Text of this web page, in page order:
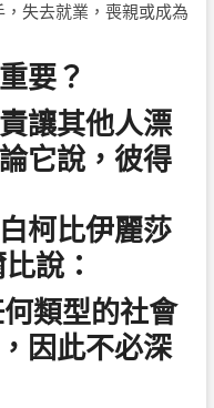
失去就業，喪親或成為
要？
讓其他人漂
它說，彼得
柯比伊麗莎
說：
類型的社會
因此不必深